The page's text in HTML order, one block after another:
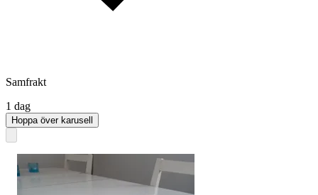
Samfrakt
1 dag
Hoppa över karusell